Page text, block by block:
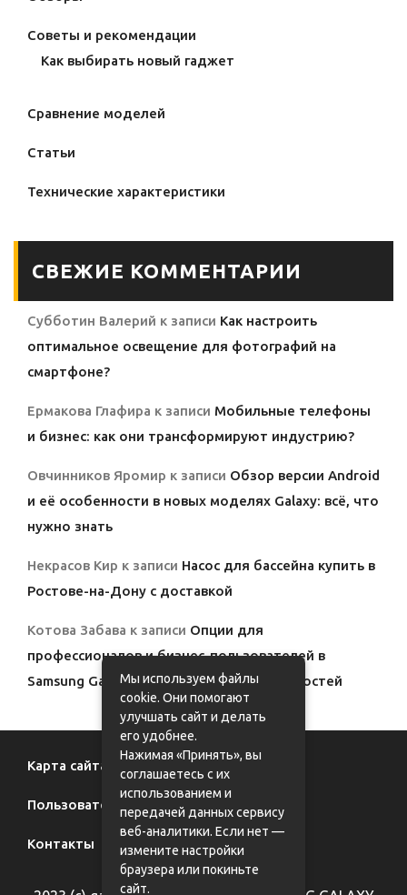
Советы и рекомендации
Как выбирать новый гаджет
Сравнение моделей
Статьи
Технические характеристики
СВЕЖИЕ КОММЕНТАРИИ
Субботин Валерий к записи Как настроить
оптимальное освещение для фотографий на
смартфоне?
Ермакова Глафира к записи Мобильные телефоны
и бизнес: как они трансформируют индустрию?
Овчинников Яромир к записи Обзор версии Android
и её особенности в новых моделях Galaxy: всё, что
нужно знать
Некрасов Кир к записи Насос для бассейна купить в
Ростове-на-Дону с доставкой
Котова Забава к записи Опции для
профессионалов и бизнес-пользователей в
Samsung Galaxy: полный обзор возможностей
Карта сайта
Пользовательское соглашение
Контакты
Мы используем файлы
cookie. Они помогают
улучшать сайт и делать
его удобнее.
Нажимая «Принять», вы
соглашаетесь с их
использованием и
передачей данных сервису
веб-аналитики. Если нет —
измените настройки
браузера или покиньте
сайт.